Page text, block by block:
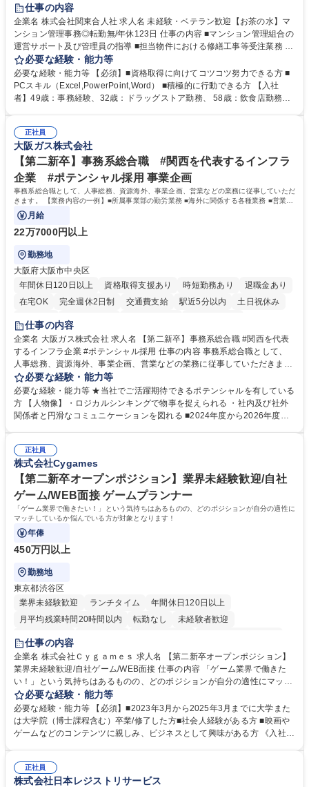
仕事の内容
企業名 株式会社関東合人社 求人名 未経験・ベテラン歓迎【お茶の水】マ
ンション管理事務◎転勤無/年休123日 仕事の内容 ■マンション管理組合の
運営サポート及び管理員の指導 ■担当物件における修繕工事等受注業務 ■
事務所内での事務業務等 ★異業界からの転職者が多数活躍しています
【年収補足】532万円 ＋別途インセンティヴで平均約100万円/年（昨年度
実績） ＋管理業務主任者資格手当50,000円/月 ★親会社である株式会社合
人社計画研究所社のグループ会社として、質の高いサービスと適性価格を
無/年休123日
必要な経験・能力等
必要な経験・能力等 【必須】■資格取得に向けてコツコツ努力できる方 ■
PCスキル（Excel,PowerPoint,Word） ■積極的に行動できる方 【入社
者】49歳：事務経験、32歳：ドラッグストア勤務、 58歳：飲食店勤務
得出来ております！ 【魅力】■フレックス制度、未経験からでも下限年収
を一律支給！ ■管理業務主任者資格取得後には50,000円/月の手当あり！
学歴・資格 学歴：大学院 大学 高専 短大 専修学校 高校 語学力： 資格：第
一種運転免許普通自動車
正社員
大阪ガス株式会社
【第二新卒】事務系総合職 #関西を代表するインフラ
企業 #ポテンシャル採用 事業企画
事務系総合職として、人事総務、資源海外、事業企画、営業などの業務に従事していただ
きます。 【業務内容の一例】■所属事業部の勤労業務 ■海外に関係する各種業務 ■営業部
門の企画スタッフ、ルート営業
月給
22万7000円以上
勤務地
大阪府大阪市中央区
年間休日120日以上
資格取得支援あり 時短勤務あり
退職金あり
在宅OK
完全週休2日制 交通費支給 駅近5分以内
土日祝休み
服装自由
第二新卒歓迎
仕事の内容
企業名 大阪ガス株式会社 求人名 【第二新卒】事務系総合職 #関西を代表
するインフラ企業 #ポテンシャル採用 仕事の内容 事務系総合職として、
人事総務、資源海外、事業企画、営業などの業務に従事していただきま
す。 【業務内容の一例】■所属事業部の勤労業務 ■海外に関係する各種業
務 ■営業部門の企画スタッフ、ルート営業 【キャリアパス】入社後の配属
ポジションで一定期間ご活躍頂いた後、本人の適性及び将来のキャリアを
鑑みてジョブローテーションを行います。 【育成】OJTでの現場育成や研
表するインフラ企業 #ポテンシャル採用
必要な経験・能力等
必要な経験・能力等 ★当社でご活躍期待できるポテンシャルを有している
方 【人物像】・ロジカルシンキングで物事を捉えられる ・社内及び社外
関係者と円滑なコミュニケーションを図れる ■2024年度から2026年度ま
72.html ■エネルギーセキュリティの不安定化や気候変動による自然災害の
甚大化など、これまで以上に社会課題解決の重要性が高まっています。
「未来の日常」の創造に向けて持続可能な社会の実現に貢献してまいりま
す。 学歴・資格 学歴：大学院 大学 語学力： 資格：
正社員
株式会社Cygames
【第二新卒オープンポジション】業界未経験歓迎/自社
ゲーム/WEB面接 ゲームプランナー
「ゲーム業界で働きたい！」という気持ちはあるものの、どのポジションが自分の適性に
マッチしているか悩んでいる方が対象となります！
年俸
450万円以上
勤務地
東京都渋谷区
業界未経験歓迎
ランチタイム
年間休日120日以上
月平均残業時間20時間以内
転勤なし
未経験者歓迎
住宅手当あり
交通費支給
土日祝休み 服装自由 昼食補助あり
第二新卒歓迎
食事補助あり
仕事の内容
企業名 株式会社Ｃｙｇａｍｅｓ 求人名 【第二新卒オープンポジション】
業界未経験歓迎/自社ゲーム/WEB面接 仕事の内容 「ゲーム業界で働きた
い！」という気持ちはあるものの、どのポジションが自分の適性にマッチ
しているか悩んでいる方が対象となります！ 総合職（プランナー/データ
アナリストなど）、技術職（開発エンジニ ア/インフラエンジニアな
ど）、デザイン職（デザイナー/イラストレ ーターなど）等から、面接で
ご希望と適正にマッチしたポジションをご案内いたします。ゲームやエン
のご応募をお待ちしております。 募集職種 【第二新卒オープンポジショ
ン】業界未経験歓迎/自社ゲーム/WEB面接
必要な経験・能力等
必要な経験・能力等 【必須】■2023年3月から2025年3月までに大学また
は大学院（博士課程含む）卒業/修了した方■社会人経験がある方 ■映画や
ゲームなどのコンテンツに親しみ、ビジネスとして興味がある方 《入社実
正社員
株式会社日本レジストリサービス